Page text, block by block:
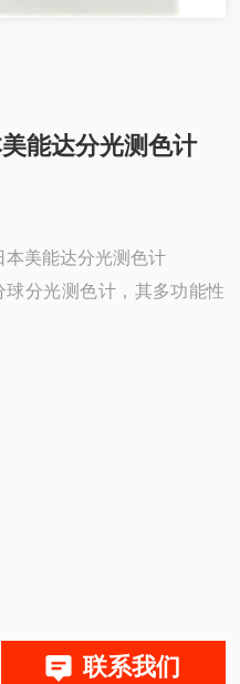
能达分光测色计
本美能达分光测色计
分光测色计，其多功能性
的*重复性。
联系我们